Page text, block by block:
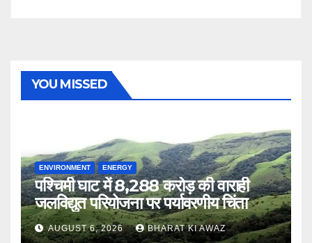
YOU MISSED
ENVIRONMENT ENERGY
पश्चिमी घाट में 8,288 करोड़ की वाराही
जलविद्युत परियोजना पर पर्यावरणीय चिंता
AUGUST 6, 2026 BHARAT KI AWAZ